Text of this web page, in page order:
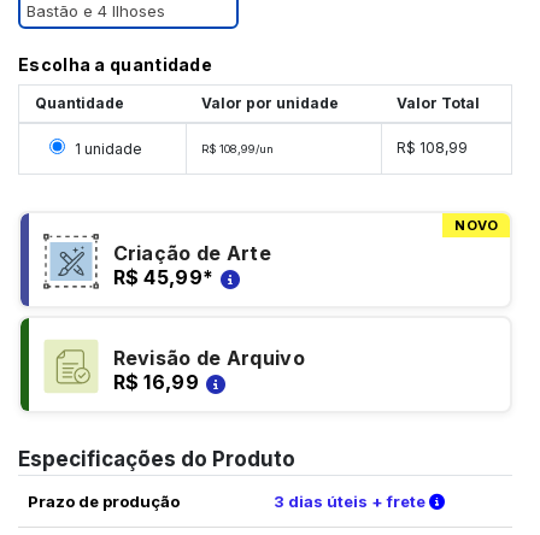
Bastão e 4 Ilhoses
Escolha a quantidade
Quantidade Valor por unidade Valor Total
Selecionar 1 unidade
1 unidade R$ 108,99/un R$ 108,99
NOVO
Criação de Arte
R$ 45,99*
Revisão de Arquivo
R$ 16,99
Especificações do Produto
Prazo de produção 3 dias úteis + frete Verifique